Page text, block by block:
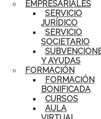
EMPRESARIALES
SERVICIO
JURÍDICO
SERVICIO
SOCIETARIO
Y AYUDAS
FORMACIÓN
FORMACIÓN
BONIFICADA
CURSOS
AULA